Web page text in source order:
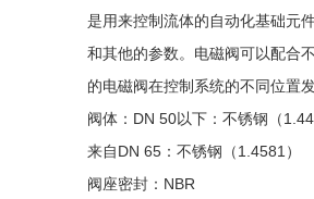
是用来控制流体的自动化基础元
和其他的参数。电磁阀可以配合
的电磁阀在控制系统的不同位置
阀体：DN 50以下：不锈钢（
来自DN 65：不锈钢（1.4581）
阀座密封：NBR